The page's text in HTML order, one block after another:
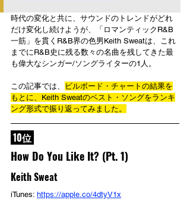
時代の変化と共に、サウンドのトレンドがどれ
だけ変化し続けようが、「ロマンティックR&B
一筋」を貫くR&B界の色男Keith Sweatは、これ
までにR&B史に残る数々の名曲を残してきた最
も偉大なシンガー/ソングライターの1人。
この記事では、
ビルボード・チャートの結果を
もとに、Keith Sweatのベスト・ソングをランキ
ング形式で振り返ってみました。
10位
How Do You Like It? (Pt. 1)
Keith Sweat
iTunes: https://apple.co/4dtyV1x